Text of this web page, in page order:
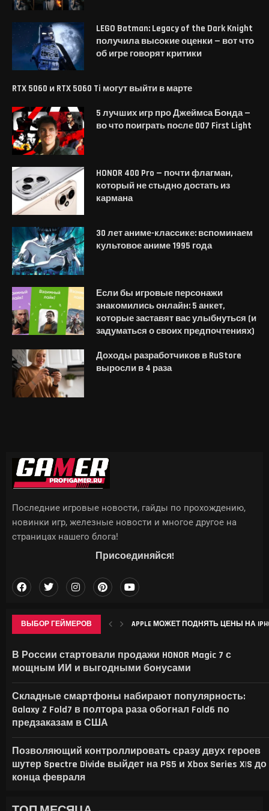
LEGO Batman: Legacy of the Dark Knight
получила высокие оценки — вот что
об игре говорят критики
RTX 5060 и RTX 5060 Ti могут выйти в марте
5 лучших игр про Джеймса Бонда —
во что поиграть после 007 First Light
HONOR 400 Pro — почти флагман,
который не стыдно достать из
кармана
30 лет аниме-классике: вспоминаем
культовое аниме 1995 года
Если бы игровые персонажи
знакомились онлайн: 5 анкет,
которые заставят вас улыбнуться (и
задуматься о своих предпочтениях)
Доходы разработчиков в RuStore
выросли в 4 раза
ВЫБОР ГЕЙМЕРОВ APPLE МОЖЕТ ПОДНЯТЬ ЦЕНЫ НА
В России стартовали продажи HONOR Magic 7 с
мощным ИИ и выгодными бонусами
Складные смартфоны набирают популярность:
Galaxy Z Fold7 в полтора раза обогнал Fold6 по
предзаказам в США
Позволяющий контроллировать сразу двух героев
шутер Spectre Divide выйдет на PS5 и Xbox Series X|S до
конца февраля
Последние игровые новости, гайды по прохождению,
новинки игр, железные новости и многое другое на
страницах нашего блога!
Присоединяйся!